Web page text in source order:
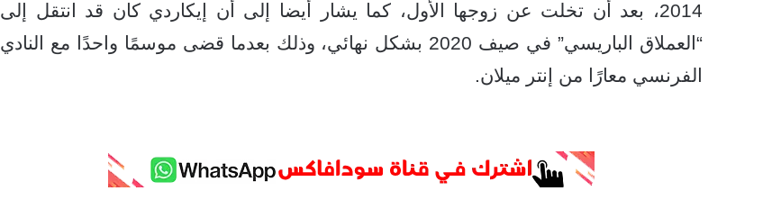
2014، بعد أن تخلت عن زوجها الأول، كما يشار أيضا إلى أن إيكاردي كان قد انتقل إلى
“العملاق الباريسي” في صيف 2020 بشكل نهائي، وذلك بعدما قضى موسمًا واحدًا مع النادي
الفرنسي معارًا من إنتر ميلان.